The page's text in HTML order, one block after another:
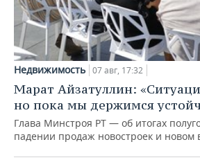
Недвижимость 07 авг, 17:32
Марат Айзатуллин:
но пока мы держимся
Глава Минстроя РТ — об итогах
падении продаж новостроек и новом